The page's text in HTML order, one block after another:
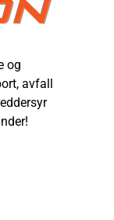
og
avfall